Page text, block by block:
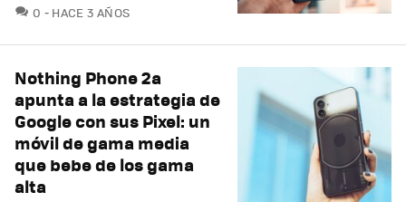
0 COMENTARIOS
HACE 3 AÑOS
Nothing Phone 2a
apunta a la estrategia de
Google con sus Pixel: un
móvil de gama media
que bebe de los gama
alta